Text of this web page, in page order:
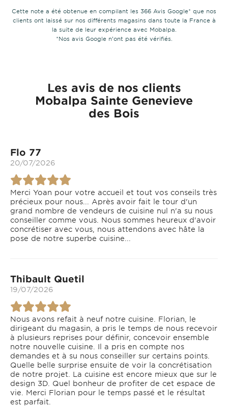
Cette note a été obtenue en compilant les 366 Avis Google* que nos
clients ont laissé sur nos différents magasins dans toute la France à
la suite de leur expérience avec Mobalpa.
*Nos avis Google n’ont pas été vérifiés.
Les avis de nos clients
Mobalpa Sainte Genevieve
des Bois
Flo 77
20/07/2026
Merci Yoan pour votre accueil et tout vos conseils très
précieux pour nous... Après avoir fait le tour d'un
grand nombre de vendeurs de cuisine nul n'a su nous
conseiller comme vous. Nous sommes heureux d'avoir
concrétiser avec vous, nous attendons avec hâte la
pose de notre superbe cuisine...
Thibault Quetil
19/07/2026
Nous avons refait à neuf notre cuisine. Florian, le
dirigeant du magasin, a pris le temps de nous recevoir
à plusieurs reprises pour définir, concevoir ensemble
notre nouvelle cuisine. Il a pris en compte nos
demandes et à su nous conseiller sur certains points.
Quelle belle surprise ensuite de voir la concrétisation
de notre projet. La cuisine est encore mieux que sur le
design 3D. Quel bonheur de profiter de cet espace de
vie. Merci Florian pour le temps passé et le résultat
est parfait.